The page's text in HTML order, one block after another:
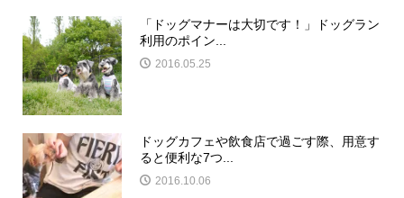
「ドッグマナーは大切です！」ドッグラン
利用のポイン...
2016.05.25
ドッグカフェや飲食店で過ごす際、用意す
ると便利な7つ...
2016.10.06